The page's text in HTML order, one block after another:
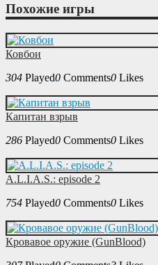
Похожие игры
Ковбои
304 Played0 Comments0 Likes
Капитан взрыв
286 Played0 Comments0 Likes
A.L.I.A.S.: episode 2
754 Played0 Comments0 Likes
Кровавое оружие (GunBlood)